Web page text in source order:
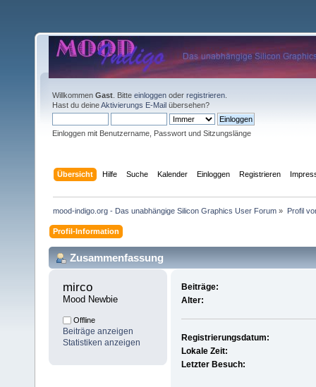
Willkommen Gast . Bitte einloggen oder registrieren
Hast du deineAktivierungs E-Mail übersehen?
Einloggen mit Benutzername, Passwort und Sitzungslänge
Übersicht Hilfe Suche Kalender Einloggen Registrieren
mood-indigo.org - Das unabhängige Silicon Graphics User Forum » Profil
Profil-Information
Zusammenfassung
mirco
Mood Newbie
Offline
Beiträge anzeigen
Statistiken anzeigen
Beiträge:
Alter:
Registrierungsdatum:
Lokale Zeit:
Letzter Besuch: